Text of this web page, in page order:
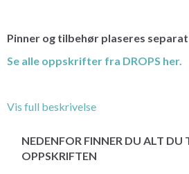
Pinner og tilbehør plaseres separat
Se alle oppskrifter fra DROPS her.
Vis full beskrivelse
NEDENFOR FINNER DU ALT DU
OPPSKRIFTEN